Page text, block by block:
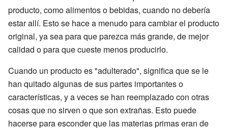
producto, como alimentos o bebidas, cuando no debería
estar allí. Esto se hace a menudo para cambiar el producto
original, ya sea para que parezca más grande, de mejor
calidad o para que cueste menos producirlo.
Cuando un producto es "adulterado", significa que se le
han quitado algunas de sus partes importantes o
características, y a veces se han reemplazado con otras
cosas que no sirven o que son extrañas. Esto puede
hacerse para esconder que las materias primas eran de